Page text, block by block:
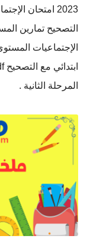
2023 امتحان
التصحيح تمارين
المرحلة الثانية .